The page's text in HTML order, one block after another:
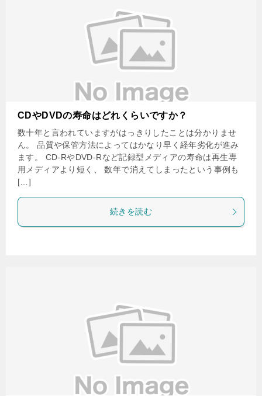
CDやDVDの寿命はどれくらいですか？
数十年と言われていますがはっきりしたことは分かりませ
ん。 品質や保管方法によってはかなり早く経年劣化が進み
ます。 CD-RやDVD-Rなど記録型メディアの寿命は再生専
用メディアより短く、 数年で消えてしまったという事例も
[…]
続きを読む